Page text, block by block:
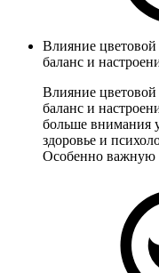
Влияние
баланс и
Влияние
баланс и
больше внимания
здоровье и
Особенно важную